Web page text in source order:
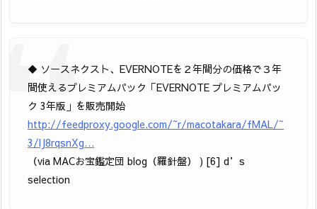
◆ ソースネクスト、EVERNOTEを２年間分の価格で３年
間使えるプレミアムパック「EVERNOTE プレミアムパッ
ク 3年版」を販売開始
http://feedproxy.google.com/~r/macotakara/fMAL/~
3/lJ8rqsnXg…
（via MACお宝鑑定団 blog（羅針盤） ) [6] d’s
selection